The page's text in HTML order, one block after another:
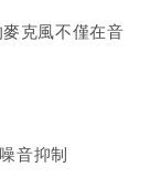
克風不僅在音
音抑制